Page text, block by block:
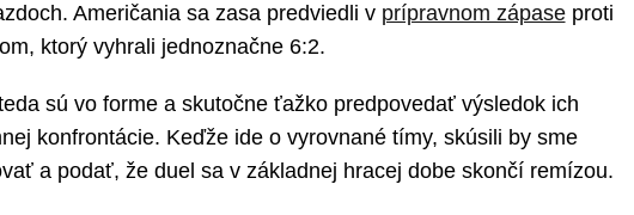
Američania sa zasa predviedli v prípravnom zápaseproti
ktorý vyhrali jednoznačne 6:2.
sú vo forme a skutočne ťažko predpovedať výsledok ich
konfrontácie. Keďže ide o vyrovnané tímy, skúsili by sme
a podať, že duel sa v základnej hracej dobe skončí remízou.